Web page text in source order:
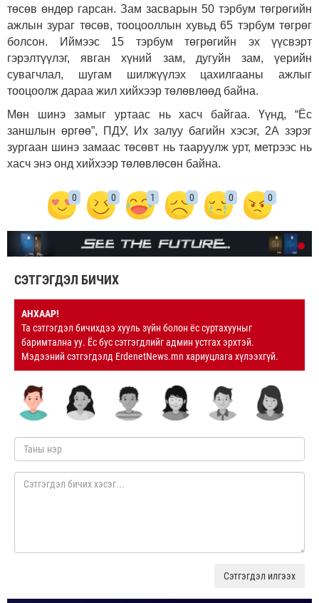
төсөв өндөр гарсан. Зам засварын 50 тэрбум төгрөгийн
ажлын зураг төсөв, тооцооллын хувьд 65 тэрбум төгрөг
болсон. Иймээс 15 тэрбум төгрөгийн эх үүсвэрт
гэрэлтүүлэг, явган хүний зам, дугуйн зам, үерийн
сувагчлал, шугам шилжүүлэх цахилгааны ажлыг
тооцоолж дараа жил хийхээр төлөвлөөд байна.
Мөн шинэ замыг уртаас нь хасч байгаа. Үүнд, “Ёс
заншлын өргөө”, ПДУ, Их залуу багийн хэсэг, 2А зэрэг
зургаан шинэ замаас төсөвт нь тааруулж урт, метрээс нь
хасч энэ онд хийхээр төлөвлөсөн байна.
0 0 1 0 0 0
СЭТГЭГДЭЛ БИЧИХ
АНХААР!
Та сэтгэгдэл бичихдээ хууль зүйн болон ёс суртахууныг
баримтална уу. Ёс бус сэтгэгдлийг админ устгах эрхтэй.
Мэдээний сэтгэгдэлд ErdenetNews.mn хариуцлага хүлээхгүй.
Сэтгэгдэл илгээх